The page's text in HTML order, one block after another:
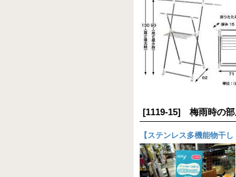
[1119-15] 梅雨時の部
【 ステンレス多機能物干